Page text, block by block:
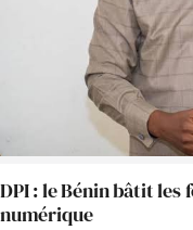
DPI : le Bénin bâtit
numérique